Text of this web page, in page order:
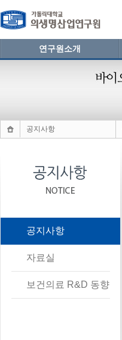
연구원소개
공지사항
공지사항
자료실
보건의료 R&D 동향